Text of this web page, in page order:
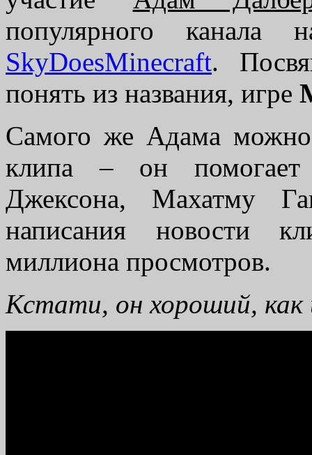
популярного канала
SkyDoesMinecraft.
понять из названия, игре
Самого же Адама можно
клипа – он помогает
Джексона, Махатму
написания новости
миллиона просмотров.
Кстати, он хороший, как